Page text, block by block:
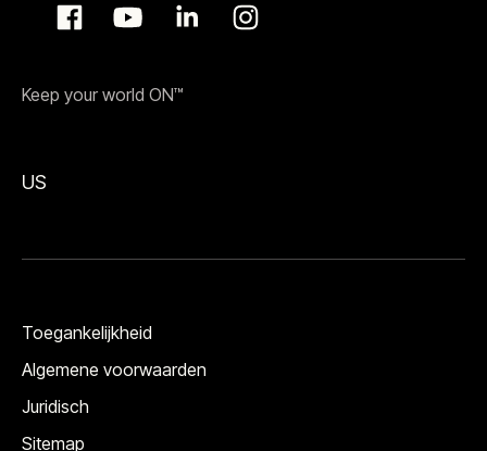
Keep your world ON™
US
Toegankelijkheid
Algemene voorwaarden
Juridisch
Sitemap